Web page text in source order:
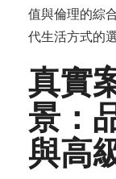
值與倫理的綜
代生活方式的選
真實
景：
與高